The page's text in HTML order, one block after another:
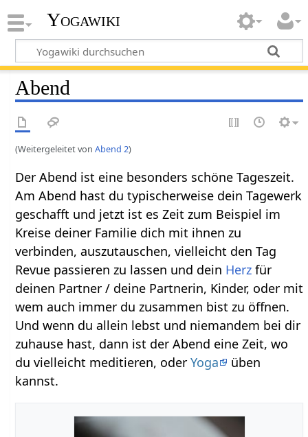
Yogawiki
Abend
(Weitergeleitet vonAbend 2)
Der Abend ist eine besonders schöne Tageszeit.
Am Abend hast du typischerweise dein Tagewerk
geschafft und jetzt ist es Zeit zum Beispiel im
Kreise deiner Familie dich mit ihnen zu
verbinden, auszutauschen, vielleicht den Tag
Revue passieren zu lassen und dein Herz für
deinen Partner / deine Partnerin, Kinder, oder mit
wem auch immer du zusammen bist zu öffnen.
Und wenn du allein lebst und niemandem bei dir
zuhause hast, dann ist der Abend eine Zeit, wo
du vielleicht meditieren, oderYoga
üben
kannst.